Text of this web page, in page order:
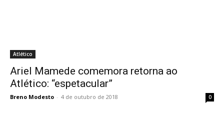
Atlético
Ariel Mamede comemora retorna ao
Atlético: “espetacular”
Breno Modesto - 4 de outubro de 2018 0